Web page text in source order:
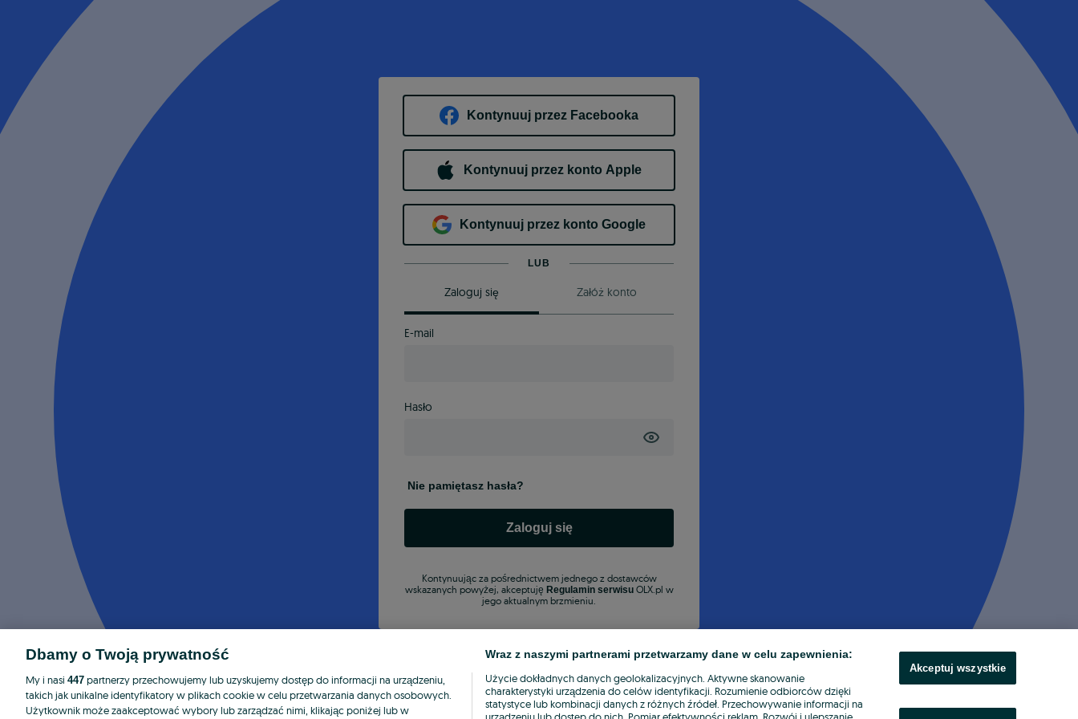
Kontynuuj przez Facebooka
Kontynuuj przez konto Apple
Kontynuuj przez konto Google
LUB
Zaloguj się Załóż konto
E-mail
Hasło
Nie pamiętasz hasła?
Zaloguj się
Kontynuując za pośrednictwem jednego z dostawców
wskazanych powyżej, akceptuję Regulamin serwisuOLX.pl w
jego aktualnym brzmieniu.
Dbamy o Twoją prywatność
My i nasi 447 partnerzy przechowujemy lub uzyskujemy dostęp do informacji na urządzeniu,
takich jak unikalne identyfikatory w plikach cookie w celu przetwarzania danych osobowych.
Użytkownik może zaakceptować wybory lub zarządzać nimi, klikając poniżej lub w
Wraz z naszymi partnerami przetwarzamy dane w celu zapewnienia:
Użycie dokładnych danych geolokalizacyjnych. Aktywne skanowanie
charakterystyki urządzenia do celów identyfikacji. Rozumienie odbiorców dzięki
statystyce lub kombinacji danych z różnych źródeł. Przechowywanie informacji na
Akceptuj wszystkie